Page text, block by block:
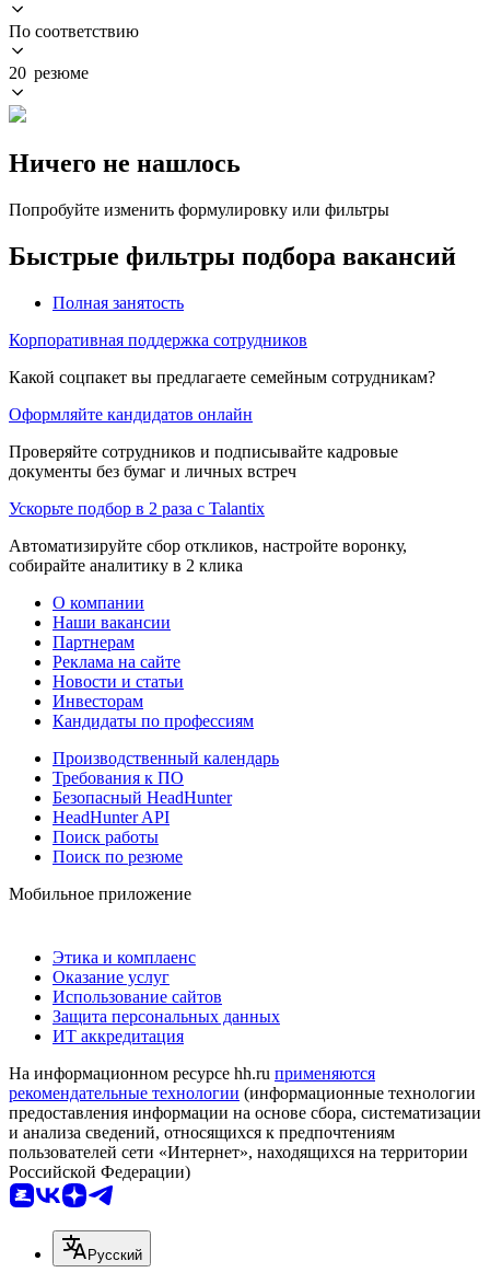
По соответствию
20 резюме
Ничего не нашлось
Попробуйте изменить формулировку или фильтры
Быстрые фильтры подбора вакансий
Полная занятость
Корпоративная поддержка сотрудников
Какой соцпакет вы предлагаете семейным сотрудникам?
Оформляйте кандидатов онлайн
Проверяйте сотрудников и подписывайте кадровые
документы без бумаг и личных встреч
Ускорьте подбор в 2 раза с Talantix
Автоматизируйте сбор откликов, настройте воронку,
собирайте аналитику в 2 клика
О компании
Наши вакансии
Партнерам
Реклама на сайте
Новости и статьи
Инвесторам
Кандидаты по профессиям
Производственный календарь
Требования к ПО
Безопасный HeadHunter
HeadHunter API
Поиск работы
Поиск по резюме
Мобильное приложение
Этика и комплаенс
Оказание услуг
Использование сайтов
Защита персональных данных
ИТ аккредитация
На информационном ресурсе hh.ru применяются
рекомендательные технологии (информационные технологии
предоставления информации на основе сбора, систематизации
и анализа сведений, относящихся к предпочтениям
пользователей сети «Интернет», находящихся на территории
Российской Федерации)
Русский